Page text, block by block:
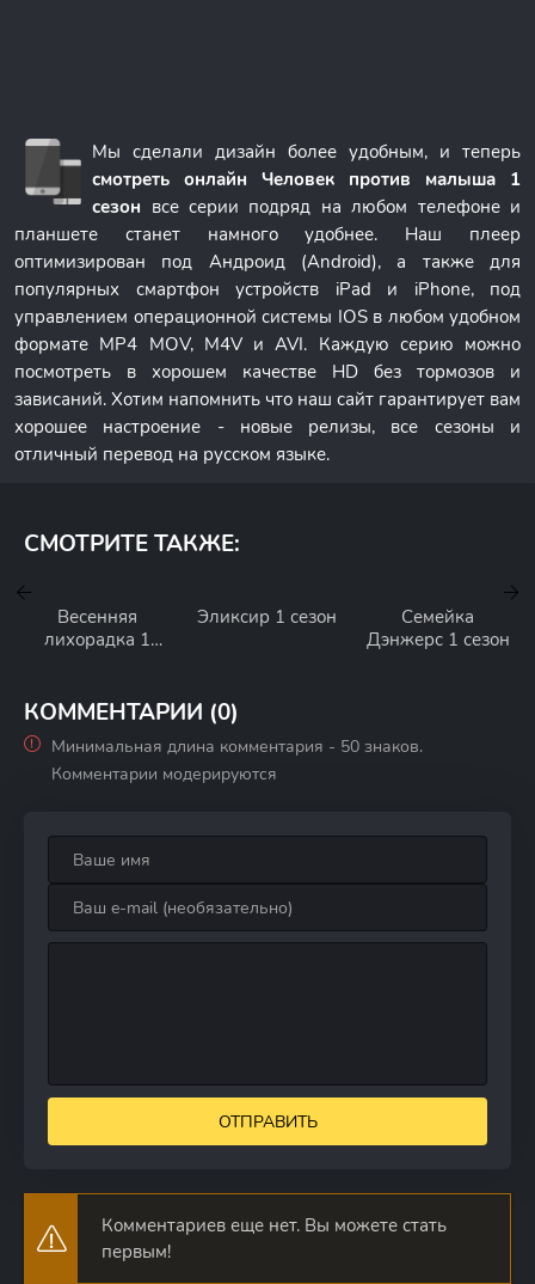
Мы сделали дизайн более удобным, и теперь
смотреть онлайн Человек против малыша 1
сезон все серии подряд на любом телефоне и
планшете станет намного удобнее. Наш плеер
оптимизирован под Андроид (Android), а также для
популярных смартфон устройств iPad и iPhone, под
управлением операционной системы IOS в любом удобном
формате MP4 MOV, M4V и AVI. Каждую серию можно
посмотреть в хорошем качестве HD без тормозов и
зависаний. Хотим напомнить что наш сайт гарантирует вам
хорошее настроение - новые релизы, все сезоны и
отличный перевод на русском языке.
СМОТРИТЕ ТАКЖЕ:
Весенняя
лихорадка 1
Эликсир 1 сезон
Семейка
Дэнжерс 1 сезон
КОММЕНТАРИИ (0)
Минимальная длина комментария - 50 знаков.
Комментарии модерируются
ОТПРАВИТЬ
Комментариев еще нет. Вы можете стать
первым!